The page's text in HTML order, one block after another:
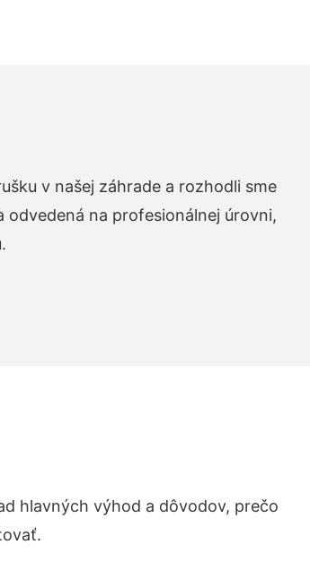
v našej záhrade a rozhodli sme
odvedená na profesionálnej úrovni,
hlavných výhod a dôvodov, prečo